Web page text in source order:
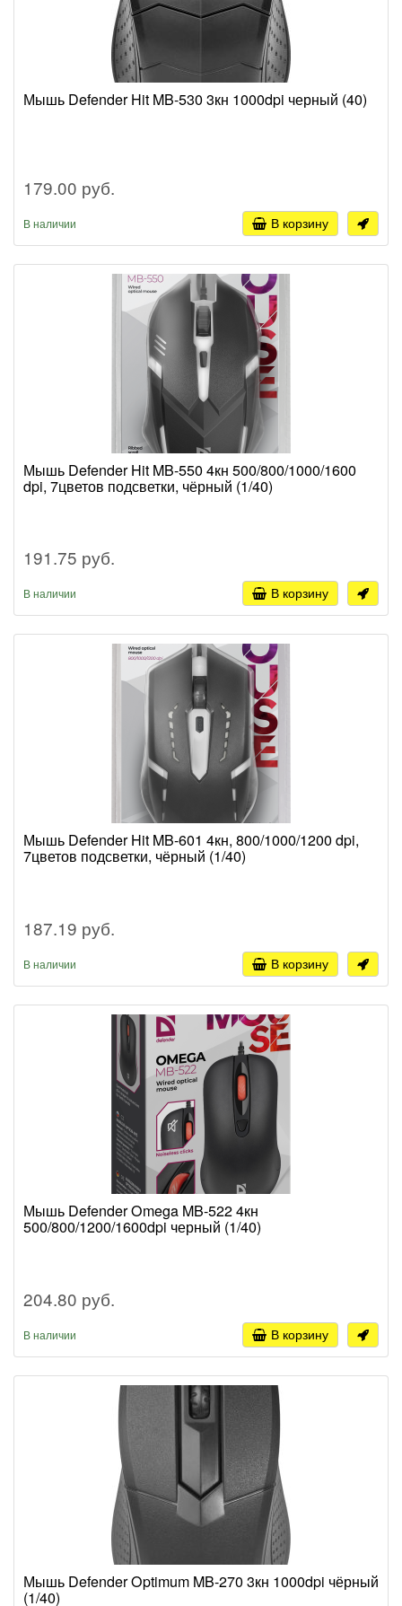
Мышь Defender Hit MB-530 3кн 1000dpi черный (40)
179.00 руб.
В наличии В корзину
Мышь Defender Hit MB-550 4кн 500/800/1000/1600
dpi, 7цветов подсветки, чёрный (1/40)
191.75 руб.
В наличии В корзину
Мышь Defender Hit MB-601 4кн, 800/1000/1200 dpi,
7цветов подсветки, чёрный (1/40)
187.19 руб.
В наличии В корзину
Мышь Defender Omega MB-522 4кн
500/800/1200/1600dpi черный (1/40)
204.80 руб.
В наличии В корзину
Мышь Defender Optimum MB-270 3кн 1000dpi чёрный
(1/40)